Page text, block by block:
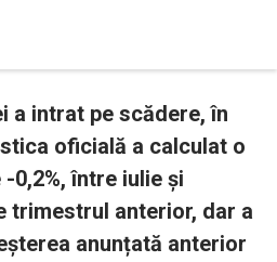
a intrat pe scădere, în
oficială a calculat o
0,2%, între iulie și
trimestrul anterior, dar a
anunțată anterior